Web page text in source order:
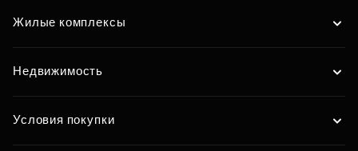
Жилые комплексы
Недвижимость
Условия покупки